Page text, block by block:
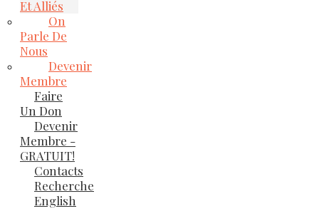
Et Alliés
On
Parle De
Nous
Devenir
Membre
Faire
Un Don
Devenir
Membre -
GRATUIT!
Contacts
Recherche
English